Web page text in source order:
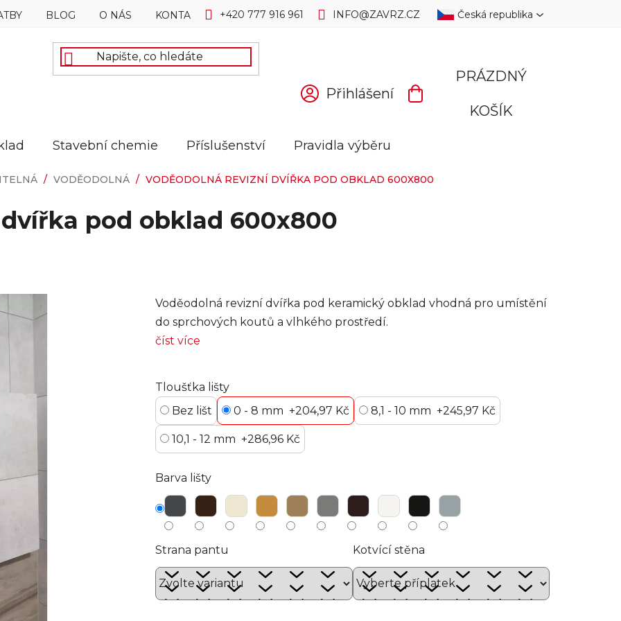
BLOG O NÁS KONTAKTY +420 777 916 961 INFO@ZAVRZ.CZ Česká republika
Přihlášení
NÁKUPNÍ
PRÁZDNÝ
KOŠÍK
Stavební chemie Příslušenství Pravidla výběru
/ VODĚODOLNÁ / VODĚODOLNÁ REVIZNÍ DVÍŘKA POD OBKLAD 600X800
pod obklad 600x800
Voděodolná revizní dvířka pod keramický obklad vhodná pro umístění
do sprchových koutů a vlhkého prostředí.
číst více
Tloušťka lišty
Bez lišt
0 - 8 mm +204,97 Kč 8,1 - 10 mm +245,97 Kč
10,1 - 12 mm +286,96 Kč
Barva lišty
Strana pantu Kotvící stěna